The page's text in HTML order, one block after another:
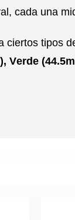
cada una
ciertos tipos
Verde